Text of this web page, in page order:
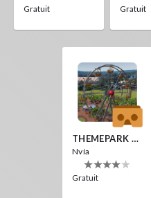
Gratuit Gratuit
THEMEPARK VR
Nvía
Gratuit